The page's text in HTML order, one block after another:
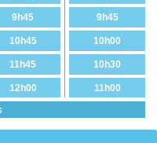
9h45
10h45
11h45
12h00
9h45
10h00
10h30
11h00